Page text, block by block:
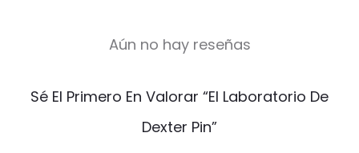
V
a
Aún no hay reseñas
Sé El Primero En Valorar “El Laboratorio De
Dexter Pin”